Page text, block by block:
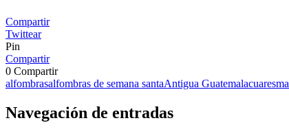
Compartir
Twittear
Pin
Compartir
0 Compartir
alfombrasalfombras de semana santaAntigua Guatemalacuaresma
Navegación de entradas